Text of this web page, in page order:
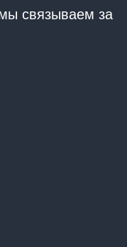
связываем за